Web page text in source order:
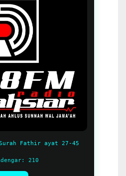
Surah Fathir ayat 27-45
210